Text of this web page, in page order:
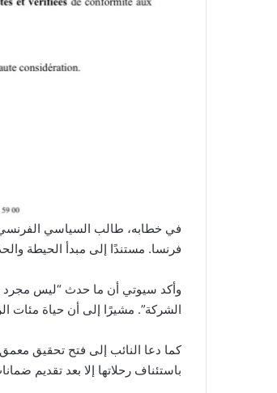
في خطابه، طالب السياسي الفرنسي
فرنسا. مستندًا إلى مبدأ الحيطة
وأكد سيوتي أن ما حدث “ليس مجرد
الشركة”. مشيرًا إلى أن حياة مئات
كما دعا النائب إلى فتح تحقيق
باستئناف رحلاتها إلا بعد تقديم